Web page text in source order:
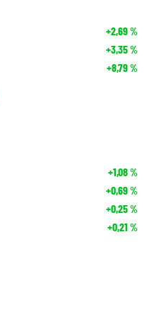
+2,69%
+3,35%
+8,79%
+1,08%
+0,69%
+0,25%
+0,21 %